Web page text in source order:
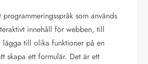
programmeringsspråk som används
innehåll för webben, till
lägga till olika funktioner på en
skapa ett formulär. Det är ett